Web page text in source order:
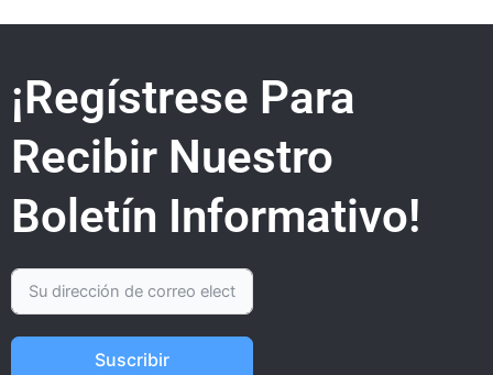
¡Regístrese Para
Recibir Nuestro
Boletín Informativo!
Suscribir